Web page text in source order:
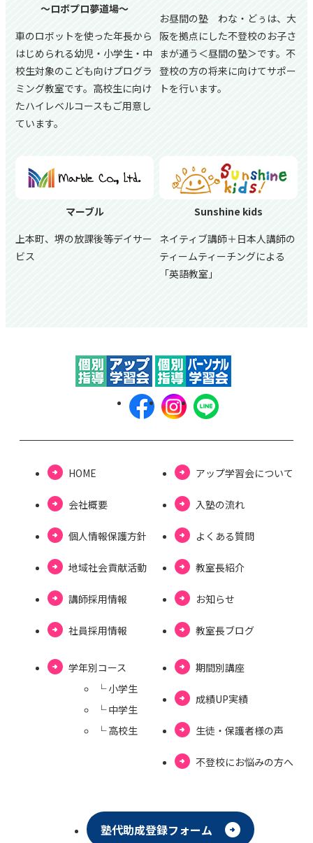
～ロボプロ夢道場～
車のロボットを使った年長から
はじめられる幼児・小学生・中
校生対象のこども向けプログラ
ミング教室です。高校生に向け
たハイレベルコースもご用意し
ています。
お昼間の塾 わな・どぅは、大
阪を拠点にした不登校のお子さ
まが通う＜昼間の塾＞です。不
登校の方の将来に向けてサポー
トを行います。
マーブル
上本町、堺の放課後等デイサー
ビス
Sunshine kids
ネイティブ講師＋日本人講師の
ティームティーチングによる
「英語教室」
HOME
会社概要
個⼈情報保護⽅針
地域社会貢献活動
講師採用情報
社員採用情報
アップ学習会について
⼊塾の流れ
よくある質問
教室長紹介
お知らせ
教室⻑ブログ
学年別コース
└ ⼩学⽣
└ 中学⽣
└ ⾼校⽣
期間別講座
成績UP実績
⽣徒・保護者様の声
不登校にお悩みの⽅へ
塾代助成登録フォーム